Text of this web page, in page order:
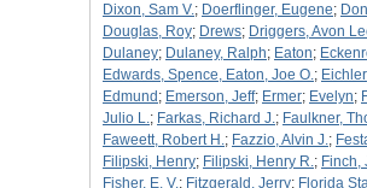
Dixon, Sam V.; Doerflinger, Eugene;
Douglas, Roy; Drews; Driggers, Avon
Dulaney; Dulaney, Ralph; Eaton;
Edwards, Spence, Eaton, Joe O.; Eichler
Edmund ; Emerson, Jeff; Ermer; Evelyn;
Julio L.; Farkas, Richard J.; Faulkner,
Faweett, Robert H.; Fazzio, Alvin J.;
Filipski, Henry; Filipski, Henry R.; Finch,
Fisher, E. V.; Fitzgerald, Jerry; Florida